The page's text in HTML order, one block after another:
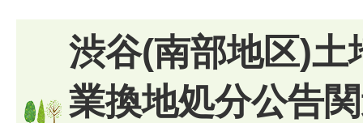
渋谷(南部地区)土
業換地処分公告